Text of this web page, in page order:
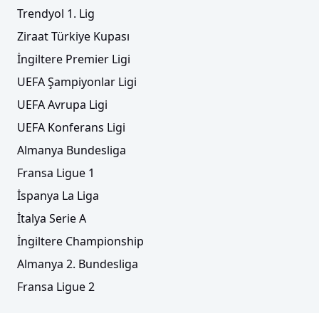
Erzurumspor FK, Gyrano Kerk'i transfer etti!
Erzurumspor FK'den kaleye takviye!
Trendyol 1. Lig
Ziraat Türkiye Kupası
İngiltere Premier Ligi
UEFA Şampiyonlar Ligi
UEFA Avrupa Ligi
UEFA Konferans Ligi
Almanya Bundesliga
Fransa Ligue 1
İspanya La Liga
İtalya Serie A
İngiltere Championship
Almanya 2. Bundesliga
Fransa Ligue 2